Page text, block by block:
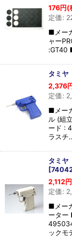
176円(
定価:
■メー
ャー
:GT40
タミヤ
2,376
定価:
■メー
ル (組
ード :
ラスチ
タミヤ
[
2,112円
定価:
■メー
ーター
ックモ